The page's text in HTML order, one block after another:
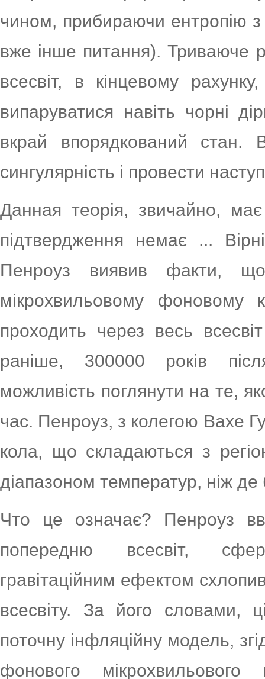
чином, прибираючи ентропію з
вже інше питання). Триваюче
всесвіт, в кінцевому
випаруватися навіть чорні
вкрай впорядкований стан.
сингулярність і провести
Данная теорія, звичайно,
підтвердження немає ...
Пенроуз виявив факти,
мікрохвильовому фоновому
проходить через весь
раніше, 300000 років
можливість поглянути на те,
час. Пенроуз, з колегою Вахе
кола, що складаються з
діапазоном температур, ніж
Что це означає? Пенроуз
попередню всесвіт,
гравітаційним ефектом
всесвіту. За його словами,
поточну інфляційну модель,
фонового